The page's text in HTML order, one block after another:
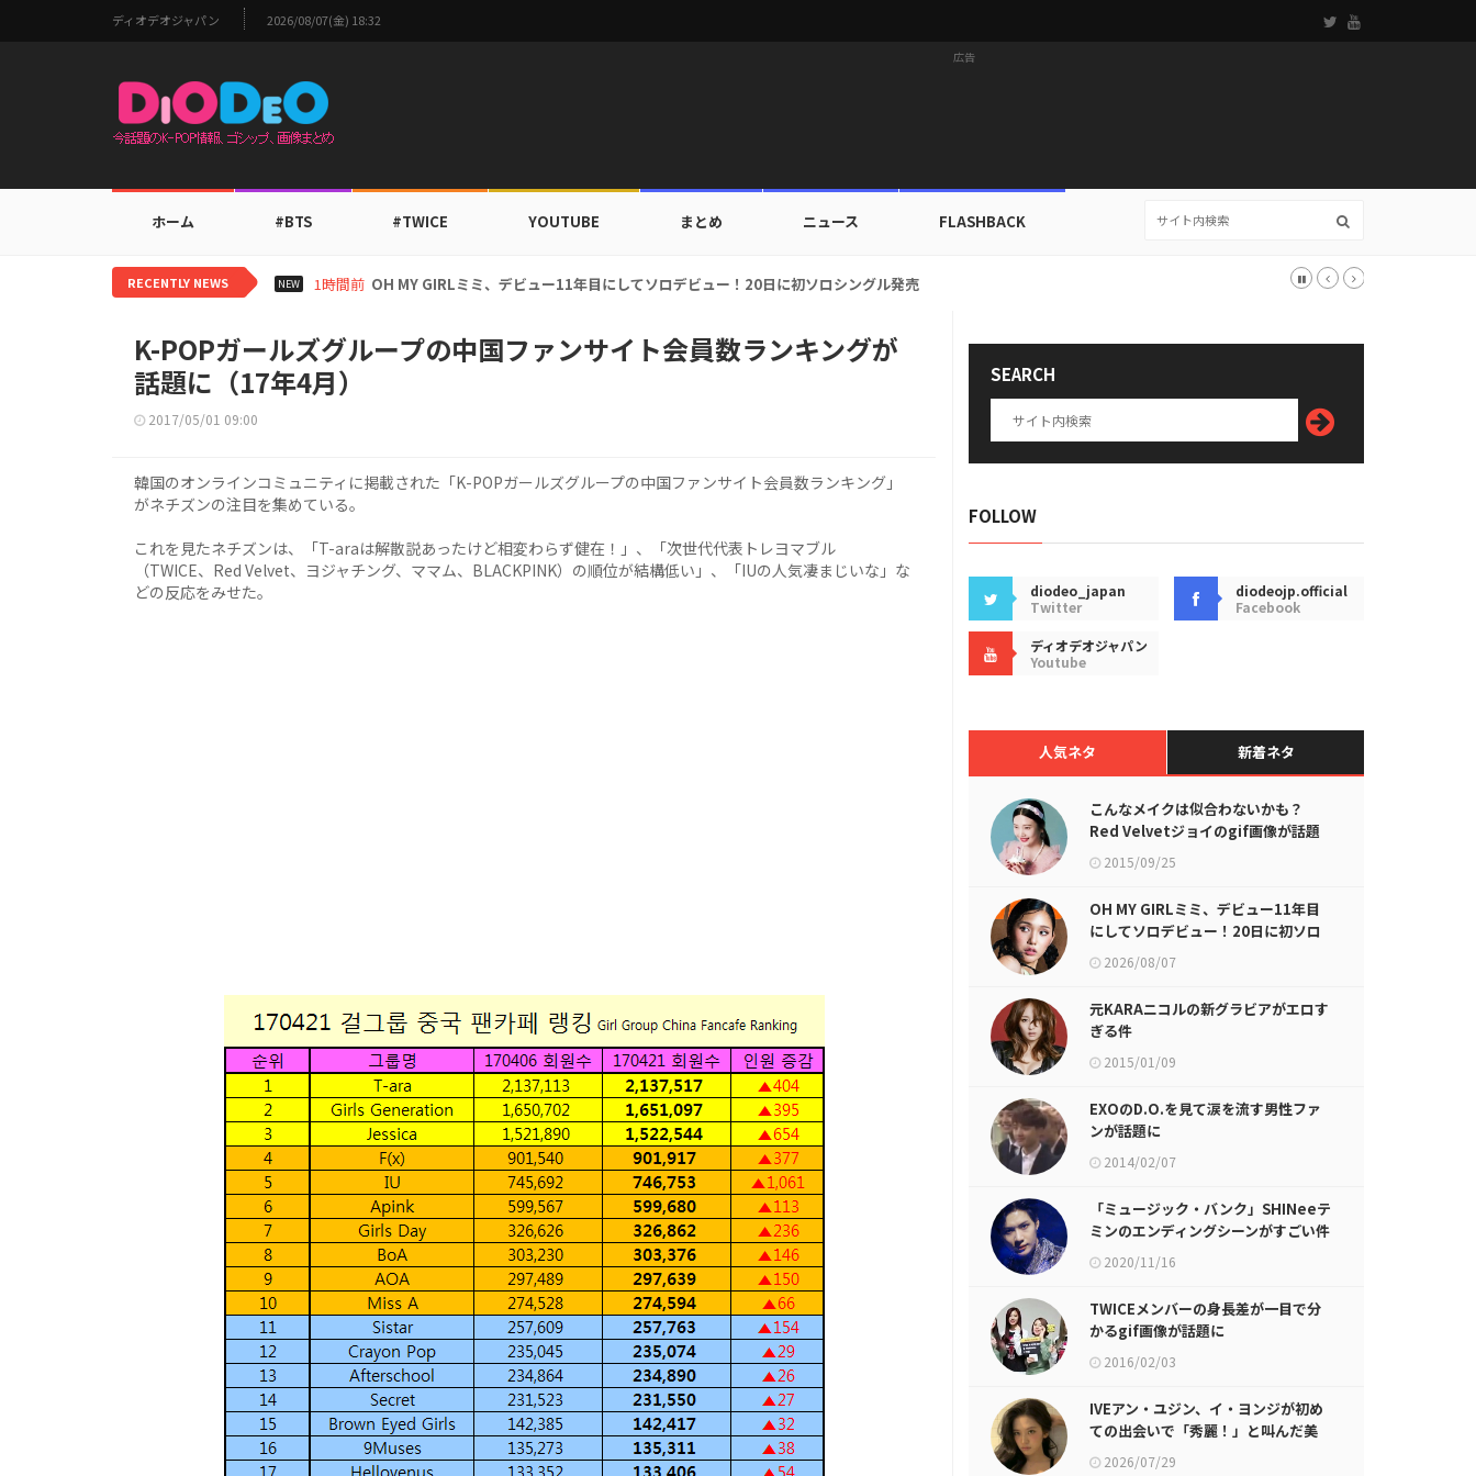
ディオデオジャパン 2026/08/07(金) 18:32
広告
ホーム #BTS #TWICE YOUTUBE まとめ ニュース FLASHBACK
RECENTLY NEWS NEW 3時間前 BTS V、ワールドカップ出入証を公開…証明写真でも完璧なビジュアル！
K-POPガールズグループの中国ファンサイト会員数ランキングが
話題に（17年4月）
2017/05/01 09:00
韓国のオンラインコミュニティに掲載された「K-POPガールズグループの中国ファンサイト会員数ランキング」
がネチズンの注目を集めている。
これを見たネチズンは、「T-araは解散説あったけど相変わらず健在！」、「次世代代表トレヨマブル
（TWICE、Red Velvet、ヨジャチング、ママム、BLACKPINK）の順位が結構低い」、「IUの人気凄まじいな」な
どの反応をみせた。
SEARCH
FOLLOW
diodeo_japan
Twitter
diodeojp.official
Facebook
ディオデオジャパン
Youtube
人気ネタ 新着ネタ
こんなメイクは似合わないかも？
Red Velvetジョイのgif画像が話題
に 2015/09/25
OH MY GIRLミミ、デビュー11年目
にしてソロデビュー！20日に初ソロ
シングル発売
2026/08/07
元KARAニコルの新グラビアがエロす
ぎる件
2015/01/09
EXOのD.O.を見て涙を流す男性ファ
ンが話題に
2014/02/07
「ミュージック・バンク」SHINeeテ
ミンのエンディングシーンがすごい件
2020/11/16
TWICEメンバーの身長差が一目で分
かるgif画像が話題に
2016/02/03
IVEアン・ユジン、イ・ヨンジが初め
ての出会いで「秀麗！」と叫んだ美
貌 2026/07/29